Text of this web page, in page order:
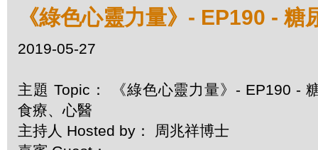
《綠色心靈力量》- EP190 - 糖
2019-05-27
主題 Topic： 《綠色心靈力量》- EP190 -
食療、心醫
主持人 Hosted by： 周兆祥博士